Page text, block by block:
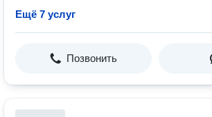
Ещё 7 услуг
Позвонить